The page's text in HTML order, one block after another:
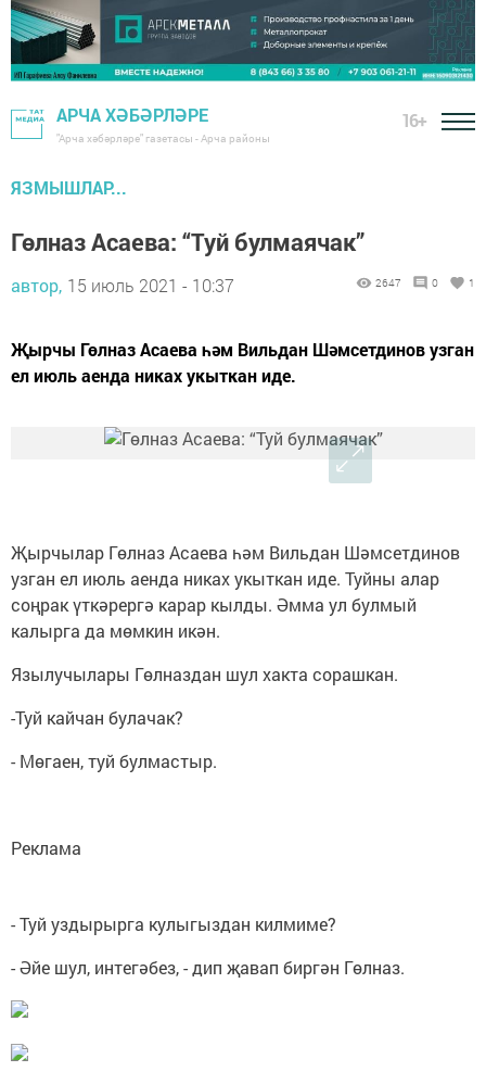
АРЧА ХӘБӘРЛӘРЕ
"Арча хәбәрләре" газетасы - Арча районы
16+
ЯЗМЫШЛАР...
Гөлназ Асаева: “Туй булмаячак”
автор, 15 июль 2021 - 10:37 2647 0 1
Җырчы Гөлназ Асаева һәм Вильдан Шәмсетдинов узган
ел июль аенда никах укыткан иде.
Җырчылар Гөлназ Асаева һәм Вильдан Шәмсетдинов
узган ел июль аенда никах укыткан иде. Туйны алар
соңрак үткәрергә карар кылды. Әмма ул булмый
калырга да мөмкин икән.
Язылучылары Гөлназдан шул хакта сорашкан.
-Туй кайчан булачак?
- Мөгаен, туй булмастыр.
Реклама
- Туй уздырырга кулыгыздан килмиме?
- Әйе шул, интегәбез, - дип җавап биргән Гөлназ.